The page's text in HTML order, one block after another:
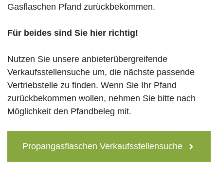
Gasflaschen Pfand zurückbekommen.
Für beides sind Sie hier richtig!
Nutzen Sie unsere anbieterübergreifende
Verkaufsstellensuche um, die nächste passende
Vertriebstelle zu finden. Wenn Sie Ihr Pfand
zurückbekommen wollen, nehmen Sie bitte nach
Möglichkeit den Pfandbeleg mit.
Propangasflaschen Verkaufsstellensuche